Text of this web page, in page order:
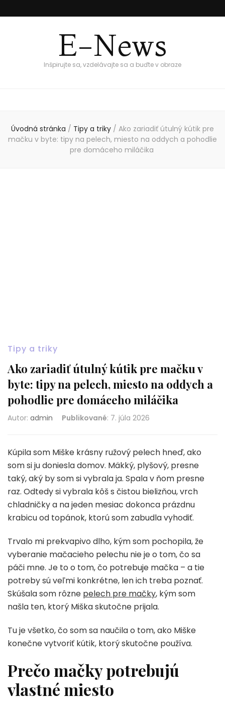
E-News
Inšpirujte sa, vzdelávajte sa a buďte v obraze
Úvodná stránka / Tipy a triky / Ako zariadiť útulný kútik pre
mačku v byte: tipy na pelech, miesto na oddych a pohodlie
pre domáceho miláčika
Tipy a triky
Ako zariadiť útulný kútik pre mačku v
byte: tipy na pelech, miesto na oddych a
pohodlie pre domáceho miláčika
Autor: admin Publikované: 7. júla 2026
Kúpila som Miške krásny ružový pelech hneď, ako
som si ju doniesla domov. Mäkký, plyšový, presne
taký, aký by som si vybrala ja. Spala v ňom presne
raz. Odtedy si vybrala kôš s čistou bielizňou, vrch
chladničky a na jeden mesiac dokonca prázdnu
krabicu od topánok, ktorú som zabudla vyhodiť.
Trvalo mi prekvapivo dlho, kým som pochopila, že
vyberanie mačacieho pelechu nie je o tom, čo sa
páči mne. Je to o tom, čo potrebuje mačka – a tie
potreby sú veľmi konkrétne, len ich treba poznať.
Skúšala som rôzne pelech pre mačky, kým som
našla ten, ktorý Miška skutočne prijala.
Tu je všetko, čo som sa naučila o tom, ako Miške
konečne vytvoriť kútik, ktorý skutočne používa.
Prečo mačky potrebujú
vlastné miesto